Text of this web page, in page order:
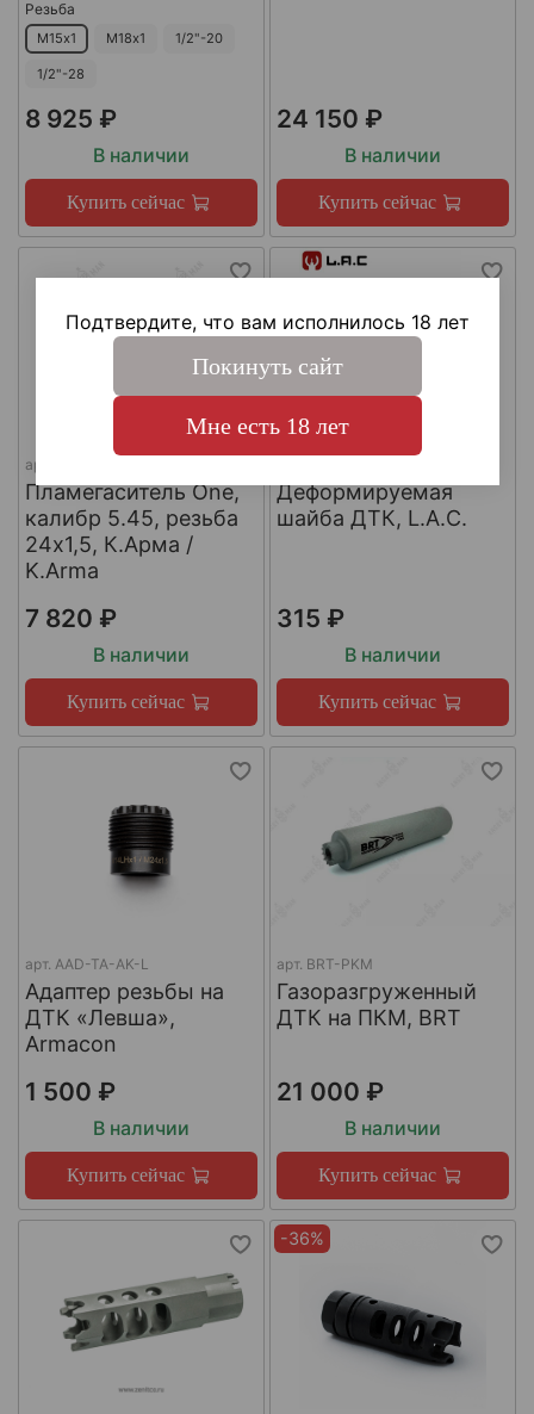
Резьба
М15х1 М18х1 1/2"-20
1/2"-28
8 925 ₽
В наличии
Купить сейчас
24 150 ₽
В наличии
Купить сейчас
арт.
Пламегаситель One,
калибр 5.45, резьба
24х1,5, К.Арма /
K.Arma
7 820 ₽
В наличии
Купить сейчас
Деформируемая
шайба ДТК, L.A.C.
315 ₽
В наличии
Купить сейчас
арт. AAD-TA-AK-L
Адаптер резьбы на
ДТК «Левша»,
Armacon
1 500 ₽
В наличии
Купить сейчас
арт. BRT-PKM
Газоразгруженный
ДТК на ПКМ, BRT
21 000 ₽
В наличии
Купить сейчас
-36%
Подтвердите, что вам исполнилось 18 лет
Покинуть сайт
Мне есть 18 лет